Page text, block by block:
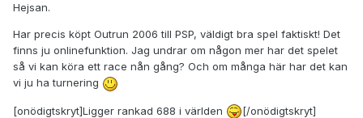
Hejsan.
Har precis köpt Outrun 2006 till PSP, väldigt bra spel faktiskt! Det
finns ju onlinefunktion. Jag undrar om någon mer har det spelet
så vi kan köra ett race nån gång? Och om många här har det kan
vi ju ha turnering
[onödigtskryt]Ligger rankad 688 i världen [/onödigtskryt]